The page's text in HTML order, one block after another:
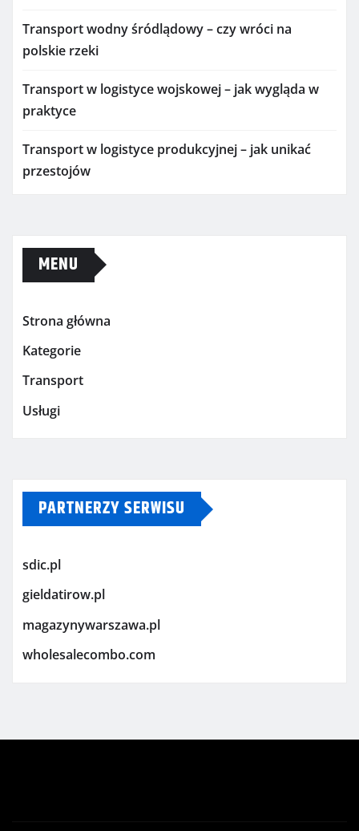
Transport wodny śródlądowy – czy wróci na
polskie rzeki
Transport w logistyce wojskowej – jak wygląda w
praktyce
Transport w logistyce produkcyjnej – jak unikać
przestojów
MENU
Strona główna
Kategorie
Transport
Usługi
PARTNERZY SERWISU
sdic.pl
gieldatirow.pl
magazynywarszawa.pl
wholesalecombo.com